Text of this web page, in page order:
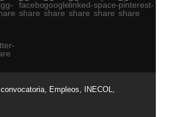
convocatoria Empleos INECOL